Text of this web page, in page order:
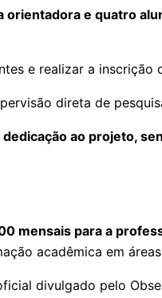
e quatro
e realizar a inscrição
direta de
ao projeto,
mensais para a
acadêmica em
divulgado pelo